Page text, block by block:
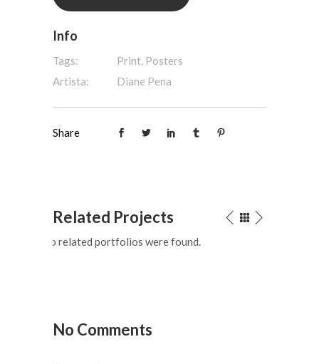
Info
Tags:
Print, Posters
Artista:
Diane Pena
Share
Related Projects
No related portfolios were found.
No Comments